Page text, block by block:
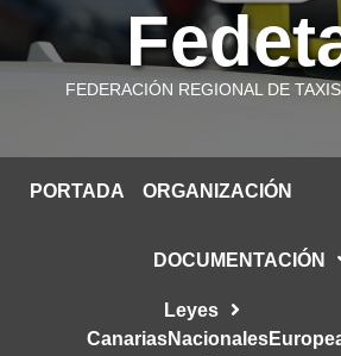
FEDERACIÓN REGIONAL DE
PORTADA ORGANIZACIÓN
DOCUMENTACIÓN
Leyes
CanariasNacionales